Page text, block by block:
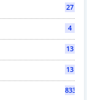
27
4
13
13
833